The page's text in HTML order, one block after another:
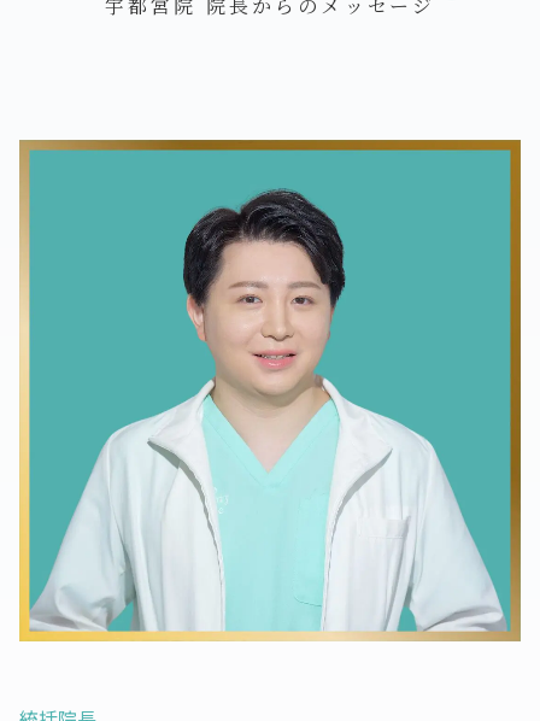
宇都宮院 院長からのメッセージ